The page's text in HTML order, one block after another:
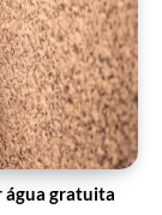
água gratuita